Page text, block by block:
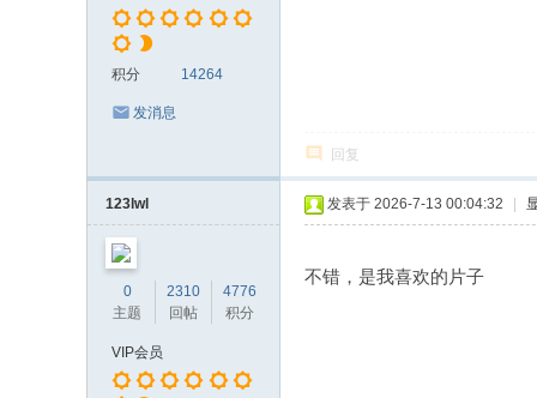
积分 14264
发消息
回复
123lwl
0
主题
2310
回帖
4776
积分
VIP会员
发表于 2026-7-13 00:04:32
不错，是我喜欢的片子